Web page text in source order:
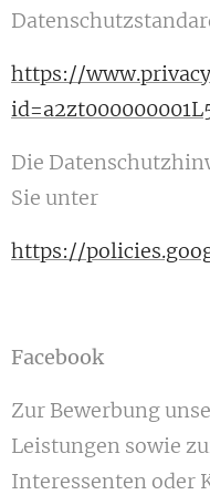
https://
Die
Sie unter
https://
Facebook
Zur Bewerbung
Leistungen sowie
Interessenten oder